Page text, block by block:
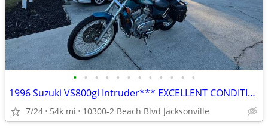
• • • • • • • • • • • •
1996 Suzuki VS800gl Intruder*** EXCELLENT CONDITION ***
7/24 54k mi 10300-2 Beach Blvd Jacksonville